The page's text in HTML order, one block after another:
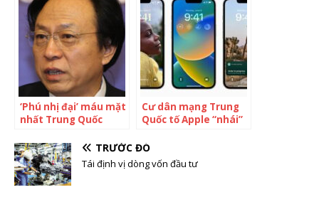
xưa phòng cháy chữa
cháy khiến hậu thế
ngả mũ thán phục
‘Phú nhị đại’ máu mặt
nhất Trung Quốc
bài đăng khiến cả
hãng dược lao đao,
tỷ phú sáng lập mất 2
tỷ USD trong nháy
Cư dân mạng Trung
Quốc tố Apple “nhái”
chay
TRƯỚC ĐÓ
Tái định vị dòng vốn đầu tư